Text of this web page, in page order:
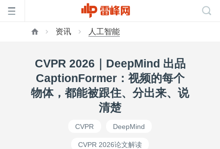
页
资讯 人工智能
CVPR 2026｜DeepMind 出品
CaptionFormer：视频的每个
物体，都能被跟住、分出来、说
清楚
CVPR DeepMind
CVPR 2026论文解读